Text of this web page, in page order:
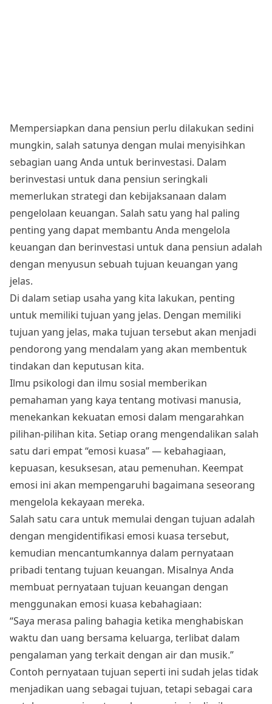
Mempersiapkan dana pensiun perlu dilakukan sedini
mungkin, salah satunya dengan mulai menyisihkan
sebagian uang Anda untuk berinvestasi. Dalam
berinvestasi untuk dana pensiun seringkali
memerlukan strategi dan kebijaksanaan dalam
pengelolaan keuangan. Salah satu yang hal paling
penting yang dapat membantu Anda mengelola
keuangan dan berinvestasi untuk dana pensiun adalah
dengan menyusun sebuah tujuan keuangan yang
jelas.
Di dalam setiap usaha yang kita lakukan, penting
untuk memiliki tujuan yang jelas. Dengan memiliki
tujuan yang jelas, maka tujuan tersebut akan menjadi
pendorong yang mendalam yang akan membentuk
tindakan dan keputusan kita.
Ilmu psikologi dan ilmu sosial memberikan
pemahaman yang kaya tentang motivasi manusia,
menekankan kekuatan emosi dalam mengarahkan
pilihan-pilihan kita. Setiap orang mengendalikan salah
satu dari empat “emosi kuasa” — kebahagiaan,
kepuasan, kesuksesan, atau pemenuhan. Keempat
emosi ini akan mempengaruhi bagaimana seseorang
mengelola kekayaan mereka.
Salah satu cara untuk memulai dengan tujuan adalah
dengan mengidentifikasi emosi kuasa tersebut,
kemudian mencantumkannya dalam pernyataan
pribadi tentang tujuan keuangan. Misalnya Anda
membuat pernyataan tujuan keuangan dengan
menggunakan emosi kuasa kebahagiaan:
“Saya merasa paling bahagia ketika menghabiskan
waktu dan uang bersama keluarga, terlibat dalam
pengalaman yang terkait dengan air dan musik.”
Contoh pernyataan tujuan seperti ini sudah jelas tidak
menjadikan uang sebagai tujuan, tetapi sebagai cara